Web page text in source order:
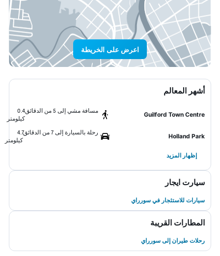
اعرض على الخريطة
أشهر المعالم
Guilford Town Centre
مسافة مشي إلى 5 من الدقائق
0.4
كيلومتر
Holland Park
رحلة بالسيارة إلى 7 من الدقائق
4.7
كيلومتر
إظهار المزيد
سيارت ايجار
سيارات للاستئجار في سورراي
المطارات القريبة
رحلات طيران إلى سورراي